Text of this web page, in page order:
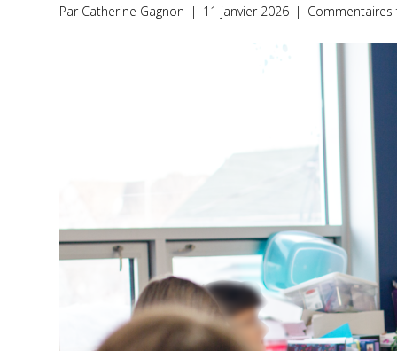
Par Catherine Gagnon | 11 janvier 2026 | Commentaires